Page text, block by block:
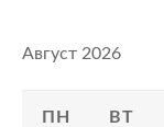
Август 2026
ПН ВТ